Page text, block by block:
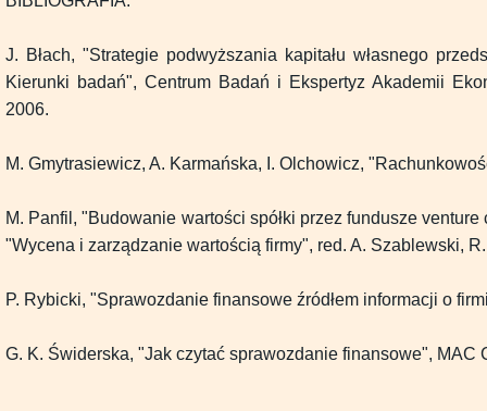
J. Błach, "Strategie podwyższania kapitału własnego
Kierunki badań", Centrum Badań i Ekspertyz Akademii
2006.
M. Gmytrasiewicz, A. Karmańska, I. Olchowicz,
M. Panfil, "Budowanie wartości spółki przez fundusze
"Wycena i zarządzanie wartością firmy", red. A. Szablewski,
P. Rybicki, "Sprawozdanie finansowe źródłem informacji o
G. K. Świderska, "Jak czytać sprawozdanie finansowe", MAC